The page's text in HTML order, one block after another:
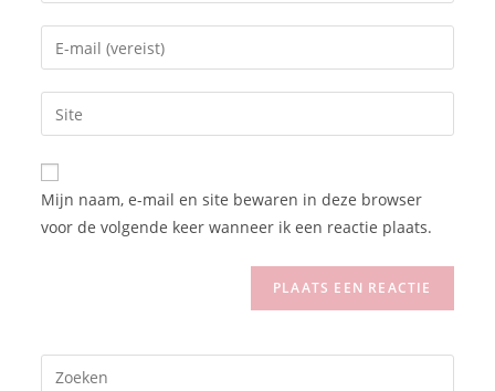
Mijn naam, e-mail en site bewaren in deze browser
voor de volgende keer wanneer ik een reactie plaats.